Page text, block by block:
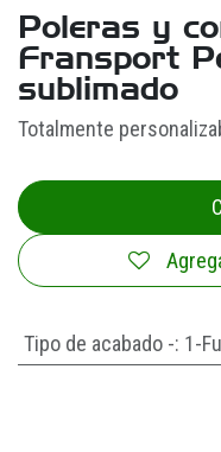
Poleras y
Fransport
sublimado
Totalmente
Tipo de acabado -: 1-